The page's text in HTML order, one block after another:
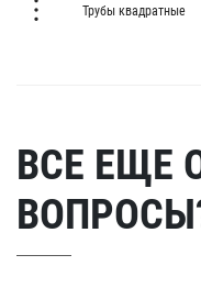
Трубы квадратные
ВСЕ ЕЩЕ